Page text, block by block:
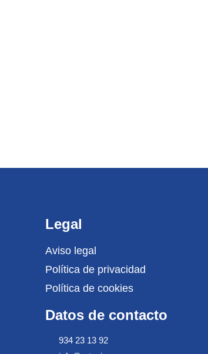
Legal
Aviso legal
Política de privacidad
Política de cookies
Datos de contacto
934 23 13 92